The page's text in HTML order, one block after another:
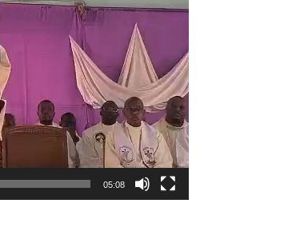
05:08